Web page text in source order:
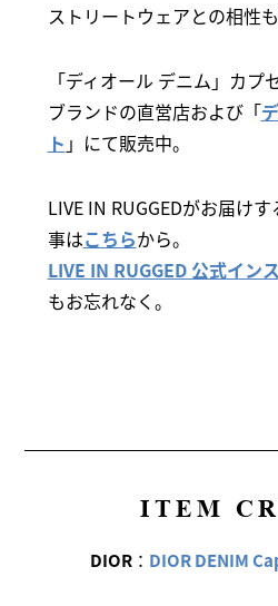
ストリートウェアとの相性も
「ディオール デニム」カ
ブランドの直営店および「
ト 」にて販売中。
LIVE IN RUGGEDがお届け
事はこちらから。
LIVE IN RUGGED 公式イン
もお忘れなく。
ITEM
DIOR ： DIOR DENIM